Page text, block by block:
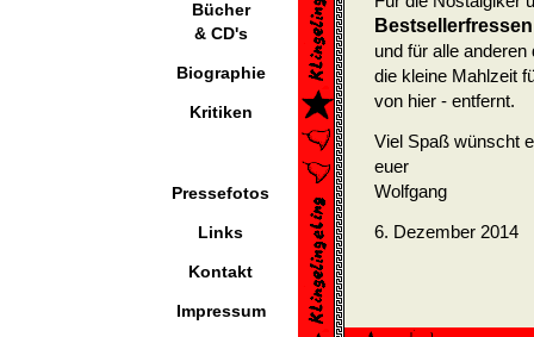
Bücher
& CD's
Biographie
Kritiken
Pressefotos
Links
Kontakt
Impressum
und für alle
die kleine Mahlzeit
von hier - entfernt.
Viel Spaß wünscht
euer
Wolfgang
6. Dezember 2014